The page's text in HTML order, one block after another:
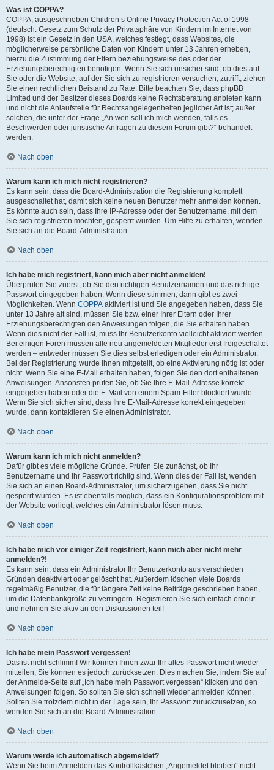
Was ist COPPA?
COPPA, ausgeschrieben Children’s Online Privacy Protection Act of 1998
(deutsch: Gesetz zum Schutz der Privatsphäre von Kindern im Internet von
1998) ist ein Gesetz in den USA, welches festlegt, dass Websites, die
möglicherweise persönliche Daten von Kindern unter 13 Jahren erheben,
hierzu die Zustimmung der Eltern beziehungsweise des oder der
Erziehungsberechtigten benötigen. Wenn Sie sich unsicher sind, ob dies auf
Sie oder die Website, auf der Sie sich zu registrieren versuchen, zutrifft, ziehen
Sie einen rechtlichen Beistand zu Rate. Bitte beachten Sie, dass phpBB
Limited und der Besitzer dieses Boards keine Rechtsberatung anbieten kann
und nicht die Anlaufstelle für Rechtsangelegenheiten jeglicher Art ist; außer
solchen, die unter der Frage „An wen soll ich mich wenden, falls es
Beschwerden oder juristische Anfragen zu diesem Forum gibt?“ behandelt
werden.
Nach oben
Warum kann ich mich nicht registrieren?
Es kann sein, dass die Board-Administration die Registrierung komplett
ausgeschaltet hat, damit sich keine neuen Benutzer mehr anmelden können.
Es könnte auch sein, dass Ihre IP-Adresse oder der Benutzername, mit dem
Sie sich registrieren möchten, gesperrt wurden. Um Hilfe zu erhalten, wenden
Sie sich an die Board-Administration.
Nach oben
Ich habe mich registriert, kann mich aber nicht anmelden!
Überprüfen Sie zuerst, ob Sie den richtigen Benutzernamen und das richtige
Passwort eingegeben haben. Wenn diese stimmen, dann gibt es zwei
Möglichkeiten. Wenn COPPA aktiviert ist und Sie angegeben haben, dass Sie
unter 13 Jahre alt sind, müssen Sie bzw. einer Ihrer Eltern oder Ihrer
Erziehungsberechtigten den Anweisungen folgen, die Sie erhalten haben.
Wenn dies nicht der Fall ist, muss Ihr Benutzerkonto vielleicht aktiviert werden.
Bei einigen Foren müssen alle neu angemeldeten Mitglieder erst freigeschaltet
werden – entweder müssen Sie dies selbst erledigen oder ein Administrator.
Bei der Registrierung wurde Ihnen mitgeteilt, ob eine Aktivierung nötig ist oder
nicht. Wenn Sie eine E-Mail erhalten haben, folgen Sie den dort enthaltenen
Anweisungen. Ansonsten prüfen Sie, ob Sie Ihre E-Mail-Adresse korrekt
eingegeben haben oder die E-Mail von einem Spam-Filter blockiert wurde.
Wenn Sie sich sicher sind, dass Ihre E-Mail-Adresse korrekt eingegeben
wurde, dann kontaktieren Sie einen Administrator.
Nach oben
Warum kann ich mich nicht anmelden?
Dafür gibt es viele mögliche Gründe. Prüfen Sie zunächst, ob Ihr
Benutzername und Ihr Passwort richtig sind. Wenn dies der Fall ist, wenden
Sie sich an einen Board-Administrator, um sicherzugehen, dass Sie nicht
gesperrt wurden. Es ist ebenfalls möglich, dass ein Konfigurationsproblem mit
der Website vorliegt, welches ein Administrator lösen muss.
Nach oben
Ich habe mich vor einiger Zeit registriert, kann mich aber nicht mehr
anmelden?!
Es kann sein, dass ein Administrator Ihr Benutzerkonto aus verschieden
Gründen deaktiviert oder gelöscht hat. Außerdem löschen viele Boards
regelmäßig Benutzer, die für längere Zeit keine Beiträge geschrieben haben,
um die Datenbankgröße zu verringern. Registrieren Sie sich einfach erneut
und nehmen Sie aktiv an den Diskussionen teil!
Nach oben
Ich habe mein Passwort vergessen!
Das ist nicht schlimm! Wir können Ihnen zwar Ihr altes Passwort nicht wieder
mitteilen, Sie können es jedoch zurücksetzen. Dies machen Sie, indem Sie auf
der Anmelde-Seite auf „Ich habe mein Passwort vergessen“ klicken und den
Anweisungen folgen. So sollten Sie sich schnell wieder anmelden können.
Sollten Sie trotzdem nicht in der Lage sein, Ihr Passwort zurückzusetzen, so
wenden Sie sich an die Board-Administration.
Nach oben
Warum werde ich automatisch abgemeldet?
Wenn Sie beim Anmelden das Kontrollkästchen „Angemeldet bleiben“ nicht